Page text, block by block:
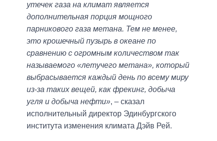
утечек газа на климат является
дополнительная порция мощного
парникового газа метана. Тем не менее,
это крошечный пузырь в океане по
сравнению с огромным количеством так
называемого «летучего метана», который
выбрасывается каждый день по всему миру
из-за таких вещей, как фрекинг, добыча
угля и добыча нефти», – сказал
исполнительный директор Эдинбургского
института изменения климата Дэйв Рей.